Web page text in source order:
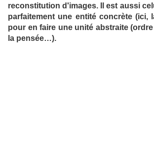
reconstitution d'images. Il est aussi
parfaitement une entité concrète (ici,
pour en faire une unité abstraite
la pensée…).